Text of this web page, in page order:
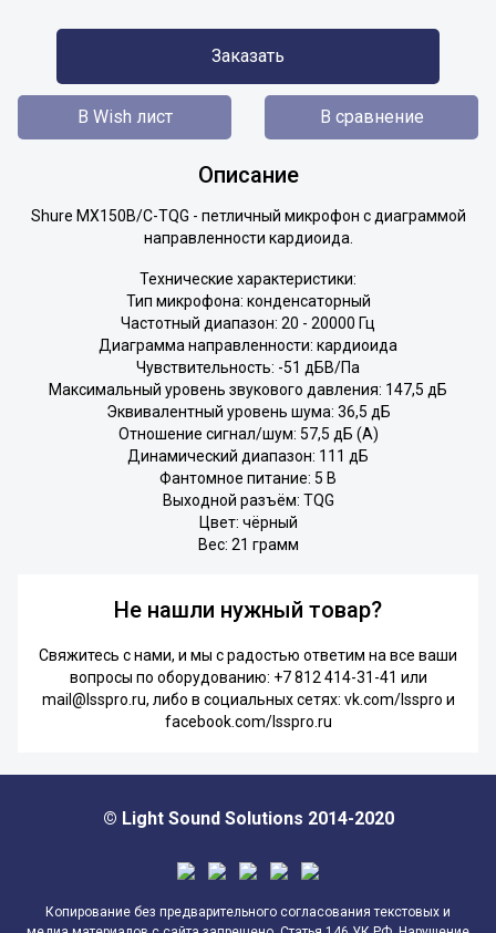
Заказать
В Wish лист В сравнение
Описание
Shure MX150B/C-TQG - петличный микрофон с диаграммой
направленности кардиоида.
Технические характеристики:
Тип микрофона: конденсаторный
Частотный диапазон: 20 - 20000 Гц
Диаграмма направленности: кардиоида
Чувствительность: -51 дБВ/Па
Максимальный уровень звукового давления: 147,5 дБ
Эквивалентный уровень шума: 36,5 дБ
Отношение сигнал/шум: 57,5 дБ (А)
Динамический диапазон: 111 дБ
Фантомное питание: 5 В
Выходной разъём: TQG
Цвет: чёрный
Вес: 21 грамм
Не нашли нужный товар?
Свяжитесь с нами, и мы с радостью ответим на все ваши
вопросы по оборудованию: +7 812 414-31-41 или
mail@lsspro.ru, либо в социальных сетях: vk.com/lsspro и
facebook.com/lsspro.ru
© Light Sound Solutions 2014-2020
Копирование без предварительного согласования текстовых и